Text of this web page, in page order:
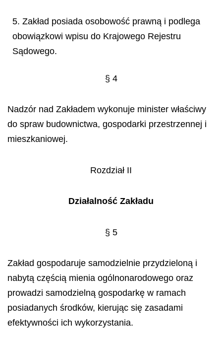
5. Zakład posiada osobowość prawną i podlega
obowiązkowi wpisu do Krajowego Rejestru
Sądowego.
§ 4
Nadzór nad Zakładem wykonuje minister właściwy
do spraw budownictwa, gospodarki przestrzennej i
mieszkaniowej.
Rozdział II
Działalność Zakładu
§ 5
Zakład gospodaruje samodzielnie przydzieloną i
nabytą częścią mienia ogólnonarodowego oraz
prowadzi samodzielną gospodarkę w ramach
posiadanych środków, kierując się zasadami
efektywności ich wykorzystania.